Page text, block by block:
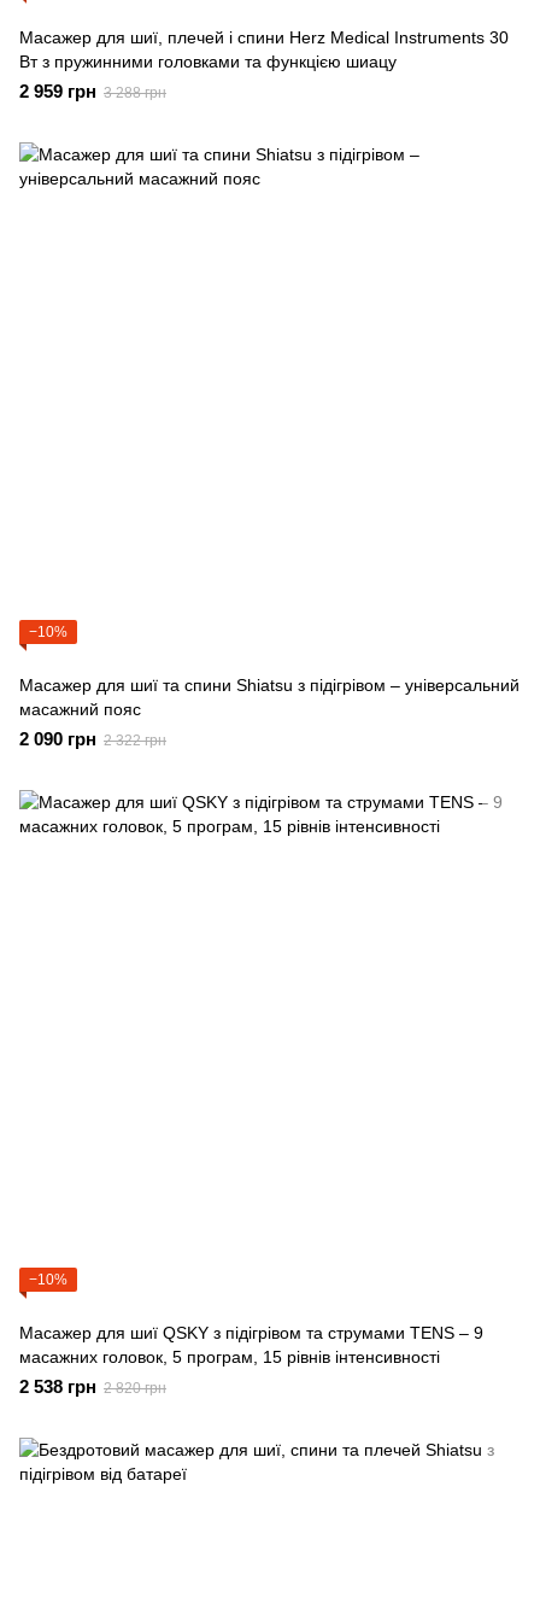
Масажер для шиї, плечей і спини Herz Medical Instruments 30
Вт з пружинними головками та функцією шиацу
2 959 грн 3 288 грн
−10%
Масажер для шиї та спини Shiatsu з підігрівом – універсальний
масажний пояс
2 090 грн 2 322 грн
−10%
Масажер для шиї QSKY з підігрівом та струмами TENS – 9
масажних головок, 5 програм, 15 рівнів інтенсивності
2 538 грн 2 820 грн